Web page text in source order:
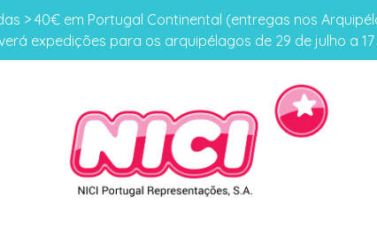
> 40€ em Portugal Continental (entregas nos
expedições para os arquipélagos de 29 de julho a